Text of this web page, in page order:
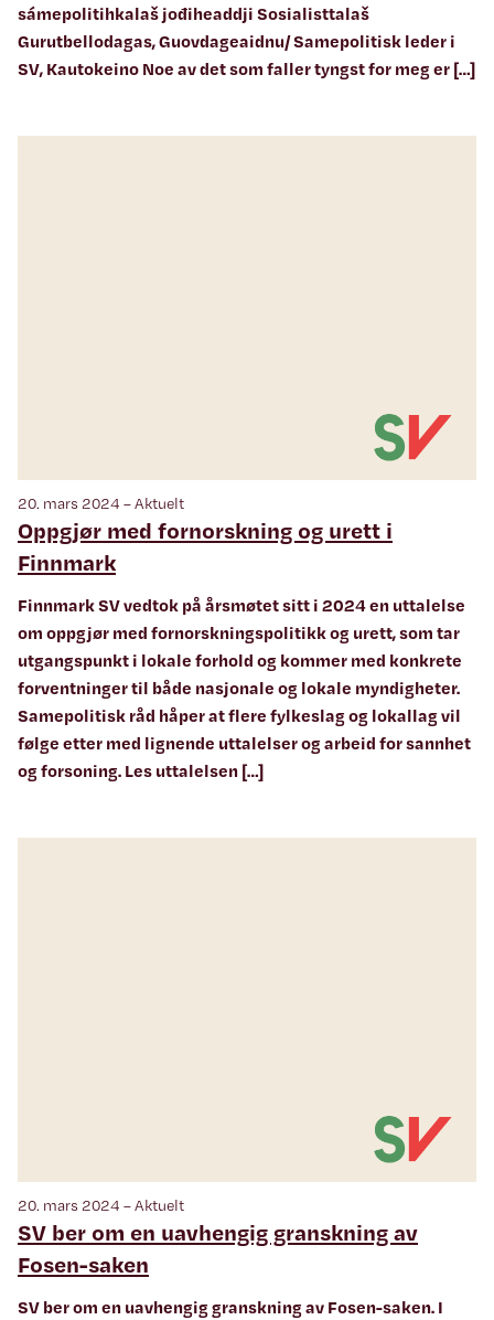
sámepolitihkalaš jođiheaddji Sosialisttalaš
Gurutbellodagas, Guovdageaidnu/ Samepolitisk leder i
SV, Kautokeino Noe av det som faller tyngst for meg er […]
20. mars 2024 – Aktuelt
Oppgjør med fornorskning og urett i
Finnmark
Finnmark SV vedtok på årsmøtet sitt i 2024 en uttalelse
om oppgjør med fornorskningspolitikk og urett, som tar
utgangspunkt i lokale forhold og kommer med konkrete
forventninger til både nasjonale og lokale myndigheter.
Samepolitisk råd håper at flere fylkeslag og lokallag vil
følge etter med lignende uttalelser og arbeid for sannhet
og forsoning. Les uttalelsen […]
20. mars 2024 – Aktuelt
SV ber om en uavhengig granskning av
Fosen-saken
SV ber om en uavhengig granskning av Fosen-saken. I